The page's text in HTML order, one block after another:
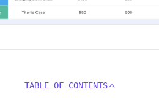
TABLE OF CONTENTS